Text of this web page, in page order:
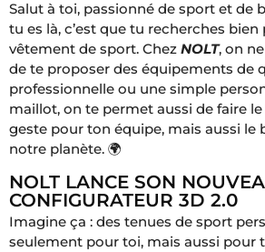
Salut à toi, passionné de sport et de
tu es là, c’est que tu recherches bien
vêtement de sport. Chez NOLT, on
de te proposer des équipements de
professionnelle ou une simple
maillot, on te permet aussi de faire
geste pour ton équipe, mais aussi le
notre planète. 🌍
NOLT LANCE SON
CONFIGURATEUR 3D 2.0
Imagine ça : des tenues de sport
seulement pour toi, mais aussi pour